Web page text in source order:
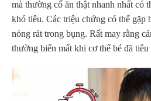
mà thường cố ăn thật nhanh nhất có
khó tiêu. Các triệu chứng có thể gặp
nóng rát trong bụng. Rất may rằng
thường biến mất khi cơ thể bé đã tiêu